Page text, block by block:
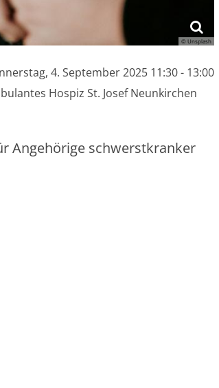
© Unsplash
4. September 2025 11:30 - 13:00
Hospiz St. Josef Neunkirchen
Angehörige schwerstkranker